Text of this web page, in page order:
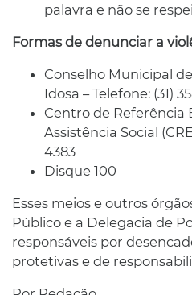
palavra e não se
Formas de denunciar a
Conselho Municipal
Idosa – Telefone: (31)
Centro de Referência
Assistência Social
4383
Disque 100
Esses meios e outros
Público e a Delegacia de
responsáveis por
protetivas e de